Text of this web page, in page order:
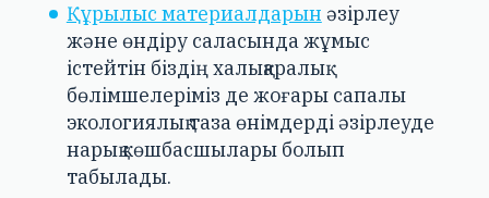
Құрылыс материалдарын әзірлеу
және өндіру саласында жұмыс
істейтін біздің халықаралық
бөлімшелеріміз де жоғары сапалы
экологиялық таза өнімдерді әзірлеуде
нарық көшбасшылары болып
табылады.